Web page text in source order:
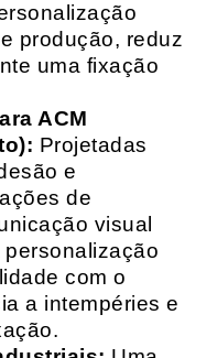
produção, reduz
uma fixação
ACM
Projetadas
e
de
visual
personalização
com o
a intempéries e